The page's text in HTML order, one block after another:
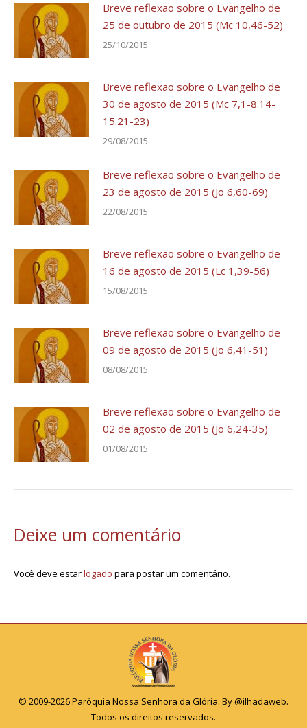
Breve reflexão sobre o Evangelho de
25 de outubro de 2015 (Mc 10,46-52)
25/10/2015
Breve reflexão sobre o Evangelho de
30 de agosto de 2015 (Mc 7,1-8.14-
15.21-23)
29/08/2015
Breve reflexão sobre o Evangelho de
23 de agosto de 2015 (Jo 6,60-69)
22/08/2015
Breve reflexão sobre o Evangelho de
16 de agosto de 2015 (Lc 1,39-56)
15/08/2015
Breve reflexão sobre o Evangelho de
09 de agosto de 2015 (Jo 6,41-51)
08/08/2015
Breve reflexão sobre o Evangelho de
02 de agosto de 2015 (Jo 6,24-35)
01/08/2015
Deixe um comentário
Você deve estarlogado para postar um comentário.
© 2009-2026 Paróquia Nossa Senhora da Glória. By@ilhadaweb.
Todos os direitos reservados.